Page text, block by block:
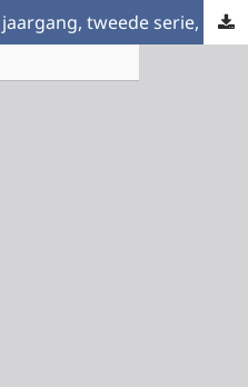
tweede serie, 1914